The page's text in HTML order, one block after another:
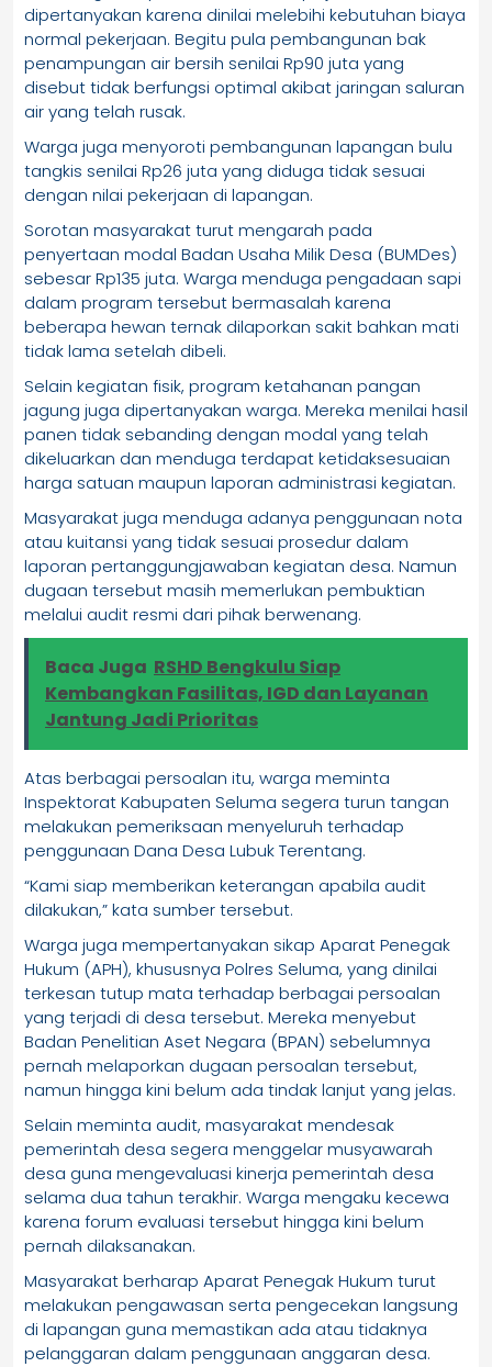
dipertanyakan karena dinilai melebihi kebutuhan biaya
normal pekerjaan. Begitu pula pembangunan bak
penampungan air bersih senilai Rp90 juta yang
disebut tidak berfungsi optimal akibat jaringan saluran
air yang telah rusak.
Warga juga menyoroti pembangunan lapangan bulu
tangkis senilai Rp26 juta yang diduga tidak sesuai
dengan nilai pekerjaan di lapangan.
Sorotan masyarakat turut mengarah pada
penyertaan modal Badan Usaha Milik Desa (BUMDes)
sebesar Rp135 juta. Warga menduga pengadaan sapi
dalam program tersebut bermasalah karena
beberapa hewan ternak dilaporkan sakit bahkan mati
tidak lama setelah dibeli.
Selain kegiatan fisik, program ketahanan pangan
jagung juga dipertanyakan warga. Mereka menilai hasil
panen tidak sebanding dengan modal yang telah
dikeluarkan dan menduga terdapat ketidaksesuaian
harga satuan maupun laporan administrasi kegiatan.
Masyarakat juga menduga adanya penggunaan nota
atau kuitansi yang tidak sesuai prosedur dalam
laporan pertanggungjawaban kegiatan desa. Namun
dugaan tersebut masih memerlukan pembuktian
melalui audit resmi dari pihak berwenang.
Baca Juga RSHD Bengkulu Siap
Kembangkan Fasilitas, IGD dan Layanan
Jantung Jadi Prioritas
Atas berbagai persoalan itu, warga meminta
Inspektorat Kabupaten Seluma segera turun tangan
melakukan pemeriksaan menyeluruh terhadap
penggunaan Dana Desa Lubuk Terentang.
“Kami siap memberikan keterangan apabila audit
dilakukan,” kata sumber tersebut.
Warga juga mempertanyakan sikap Aparat Penegak
Hukum (APH), khususnya Polres Seluma, yang dinilai
terkesan tutup mata terhadap berbagai persoalan
yang terjadi di desa tersebut. Mereka menyebut
Badan Penelitian Aset Negara (BPAN) sebelumnya
pernah melaporkan dugaan persoalan tersebut,
namun hingga kini belum ada tindak lanjut yang jelas.
Selain meminta audit, masyarakat mendesak
pemerintah desa segera menggelar musyawarah
desa guna mengevaluasi kinerja pemerintah desa
selama dua tahun terakhir. Warga mengaku kecewa
karena forum evaluasi tersebut hingga kini belum
pernah dilaksanakan.
Masyarakat berharap Aparat Penegak Hukum turut
melakukan pengawasan serta pengecekan langsung
di lapangan guna memastikan ada atau tidaknya
pelanggaran dalam penggunaan anggaran desa.